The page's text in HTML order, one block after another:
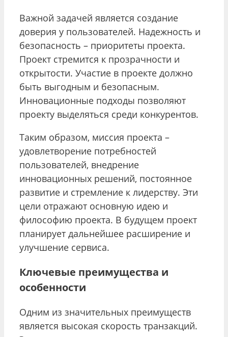
Важной задачей является создание
доверия у пользователей. Надежность и
безопасность – приоритеты проекта.
Проект стремится к прозрачности и
открытости. Участие в проекте должно
быть выгодным и безопасным.
Инновационные подходы позволяют
проекту выделяться среди конкурентов.
Таким образом, миссия проекта –
удовлетворение потребностей
пользователей, внедрение
инновационных решений, постоянное
развитие и стремление к лидерству. Эти
цели отражают основную идею и
философию проекта. В будущем проект
планирует дальнейшее расширение и
улучшение сервиса.
Ключевые преимущества и
особенности
Одним из значительных преимуществ
является высокая скорость транзакций.